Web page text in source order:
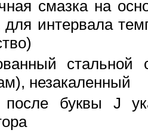
смазка на
интервала
стальной
незакаленный
буквы J